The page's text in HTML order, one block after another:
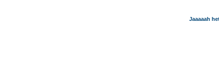
Jaaaaah